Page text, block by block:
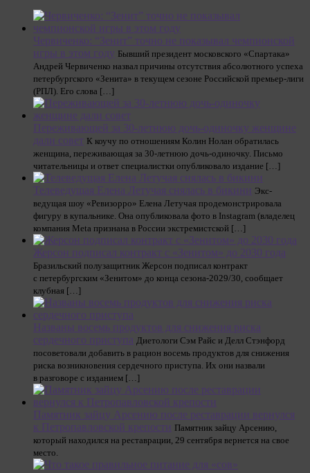
Червиченко: “Зенит” точно не показывал чемпионской
игры в этом году Бывший президент московского «Спартака»
Андрей Червиченко назвал причины отсутствия абсолютного успеха
петербургского «Зенита» в текущем сезоне Российской премьер-лиги
(РПЛ). Его слова […]
Переживающей за 30-летнюю дочь-одиночку женщине
дали совет К коучу по отношениям Колин Нолан обратилась
женщина, переживающая за 30-летнюю дочь-одиночку. Письмо
читательницы и ответ специалистки опубликовало издание […]
Телеведущая Елена Летучая снялась в бикини Экс-
ведущая шоу «Ревизорро» Елена Летучая продемонстрировала
фигуру в купальнике. Она опубликовала фото в Instagram (владелец
компания Meta признана в России экстремистской […]
Жерсон подписал контракт с «Зенитом» до 2030 года
Бразильский полузащитник Жерсон подписал контракт
с петербургским «Зенитом» до конца сезона‑2029/30, сообщает
клубная […]
Названы восемь продуктов для снижения риска
сердечного приступа Диетологи Сэм Райс и Делл Стэнфорд
посоветовали добавить в рацион восемь продуктов для снижения
риска возникновения сердечного приступа. Их они назвали
в разговоре с изданием […]
Памятник зайцу Арсению после реставрации вернулся
к Петропавловской крепости Памятник зайцу Арсению,
который находился на реставрации, 29 сентября вернется на свое
место.